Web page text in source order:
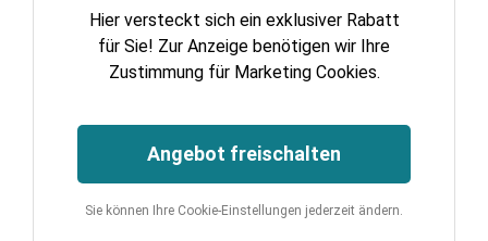
Hier versteckt sich ein exklusiver Rabatt
für Sie! Zur Anzeige benötigen wir Ihre
Zustimmung für Marketing Cookies.
Angebot freischalten
Sie können Ihre Cookie-Einstellungen jederzeit ändern.